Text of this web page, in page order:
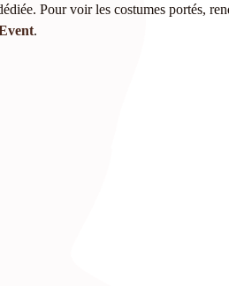
Pour voir les costumes portés,
.